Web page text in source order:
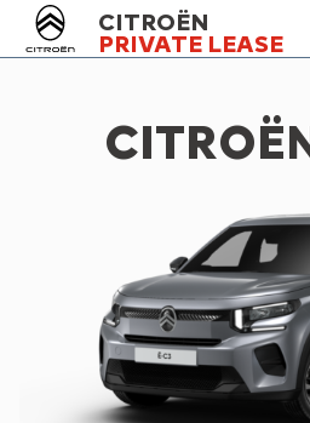
CITROËN
PRIVATE LEASE